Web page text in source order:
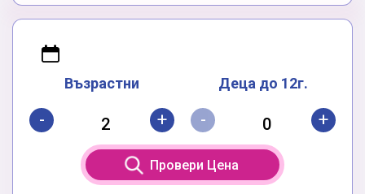
Възрастни Деца до 12г.